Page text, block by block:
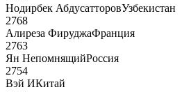
Нодирбек АбдусатторовУзбекистан
2768
Алиреза ФируджаФранция
2763
Ян НепомнящийРоссия
2754
Вэй ИКитай